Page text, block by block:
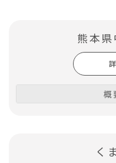
熊本
概
く